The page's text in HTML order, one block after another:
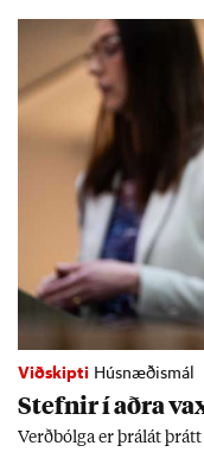
Viðskipti Húsnæðismál
Stefn­ir í aðra
Verð­bólga er þrálát